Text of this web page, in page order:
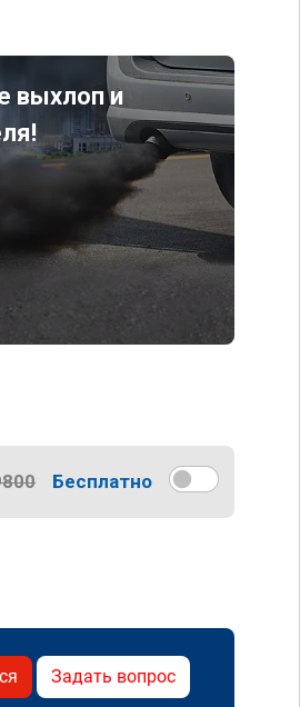
выхлоп и
Бесплатно
Задать вопрос